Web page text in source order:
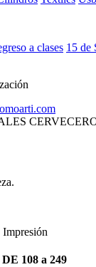
a clases 15 de
Impresión
DE 108 a 249